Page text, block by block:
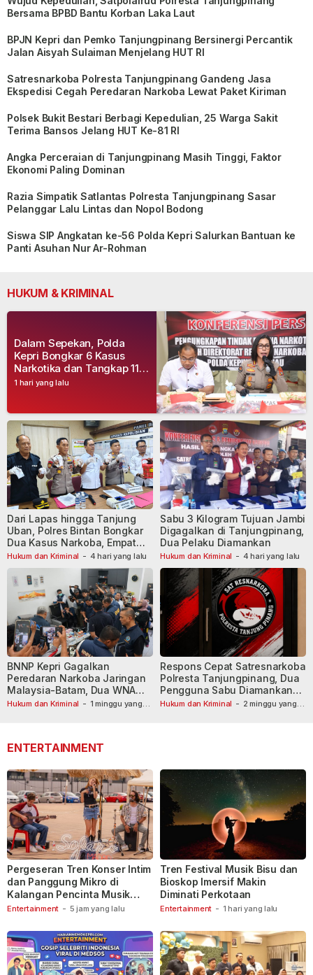
Bersama BPBD Bantu Korban Laka Laut
BPJN Kepri dan Pemko Tanjungpinang Bersinergi Percantik
Jalan Aisyah Sulaiman Menjelang HUT RI
Satresnarkoba Polresta Tanjungpinang Gandeng Jasa
Ekspedisi Cegah Peredaran Narkoba Lewat Paket Kiriman
Polsek Bukit Bestari Berbagi Kepedulian, 25 Warga Sakit
Terima Bansos Jelang HUT Ke-81 RI
Angka Perceraian di Tanjungpinang Masih Tinggi, Faktor
Ekonomi Paling Dominan
Razia Simpatik Satlantas Polresta Tanjungpinang Sasar
Pelanggar Lalu Lintas dan Nopol Bodong
Siswa SIP Angkatan ke-56 Polda Kepri Salurkan Bantuan ke
Panti Asuhan Nur Ar-Rohman
HUKUM & KRIMINAL
1 hari yang lalu
Dalam Sepekan, Polda
Kepri Bongkar 6 Kasus
Narkotika dan Tangkap 11
Tersangka
Hukum dan Kriminal - 4 hari yang lalu
Dari Lapas hingga Tanjung
Uban, Polres Bintan Bongkar
Dua Kasus Narkoba, Empat
Tersangka Dibekuk
Hukum dan Kriminal - 4 hari yang lalu
Sabu 3 Kilogram Tujuan Jambi
Digagalkan di Tanjungpinang,
Dua Pelaku Diamankan
Hukum dan Kriminal - 1 minggu yang
BNNP Kepri Gagalkan
Peredaran Narkoba Jaringan
Malaysia-Batam, Dua WNA
Masih Diburu
Hukum dan Kriminal - 2 minggu yang
Respons Cepat Satresnarkoba
Polresta Tanjungpinang, Dua
Pengguna Sabu Diamankan
Usai Dilaporkan ke Call Center
ENTERTAINMENT
Entertainment - 5 jam yang lalu
Pergeseran Tren Konser Intim
dan Panggung Mikro di
Kalangan Pencinta Musik
Indonesia
Entertainment - 1 hari yang lalu
Tren Festival Musik Bisu dan
Bioskop Imersif Makin
Diminati Perkotaan